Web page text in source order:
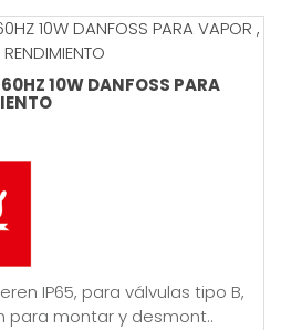
10W DANFOSS PARA
IP65, para válvulas tipo B,
para montar y desmont..